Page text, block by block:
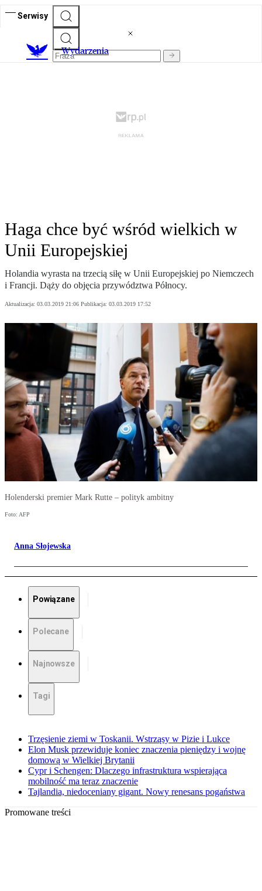
Serwisy
Wydarzenia
Haga chce być wśród wielkich w
Unii Europejskiej
Holandia wyrasta na trzecią siłę w Unii Europejskiej po Niemczech
i Francji. Dąży do objęcia przywództwa Północy.
Aktualizacja: 03.03.2019 21:06 Publikacja: 03.03.2019 17:52
Holenderski premier Mark Rutte – polityk ambitny
Foto: AFP
Anna Słojewska
Powiązane
Polecane
Najnowsze
Tagi
Trzęsienie ziemi w Toskanii. Wstrząsy w Pizie i Lukce
Elon Musk przewiduje koniec znaczenia pieniędzy i wojnę
domową w Wielkiej Brytanii
Cypr i Schengen: Dlaczego infrastruktura wspierająca
mobilność ma teraz znaczenie
Tajlandia, niedoceniany gigant. Nowy renesans pogaństwa
Promowane treści